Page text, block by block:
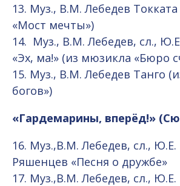
13. Муз., В.М. Лебедев
«Мост мечты»)
14. Муз., В.М. Лебедев, сл.,
«Эх, ма!» (из мюзикла «Бюро
15. Муз., В.М. Лебедев Танго
богов»)
«Гардемарины, вперёд!»
16. Муз.,В.М. Лебедев, сл., Ю.Е.
Ряшенцев «Песня о дружбе»
17. Муз.,В.М. Лебедев, сл., Ю.Е.